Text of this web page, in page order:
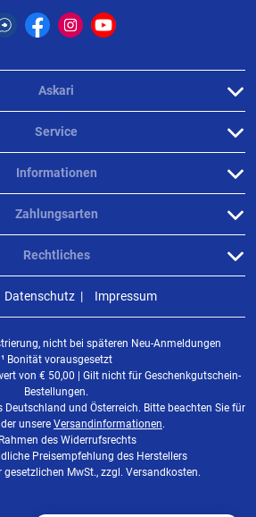
Askari
Service
Informationen
Rechtliches
Zahlungsarten
Datenschutz Impressum
nicht bei späteren Neu-Anmeldungen
¹ Bonität vorausgesetzt
von € 50,00 | Gilt nicht für Geschenkgutschein-
Bestellungen.
Deutschland und Österreich. Bitte beachten Sie für
unsere Versandinformationen.
des Widerrufsrechts
Preisempfehlung des Herstellers
gesetzlichen MwSt., zzgl. Versandkosten.